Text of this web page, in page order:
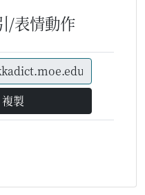
/表情動作
複製